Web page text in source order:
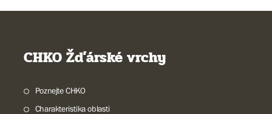
CHKO Žďárské vrchy
Poznejte CHKO
Charakteristika oblasti